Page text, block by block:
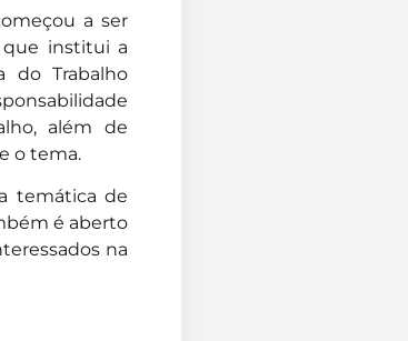
a ser
que institui a
do Trabalho
além de
o tema.
temática de
é aberto
na